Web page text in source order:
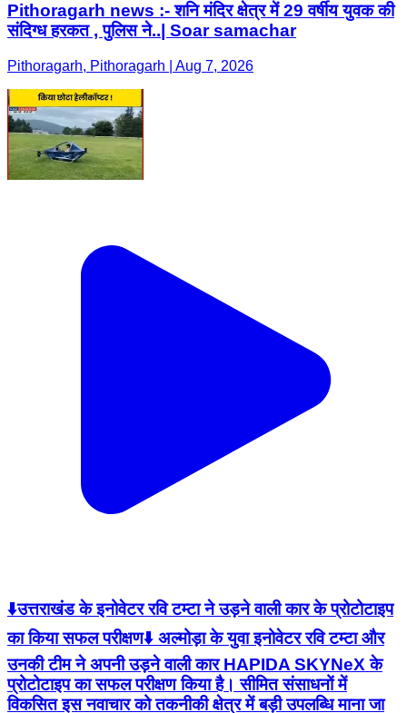
Pithoragarh news :- शनि मंदिर क्षेत्र में 29 वर्षीय युवक की
संदिग्ध हरकत , पुलिस ने..| Soar samachar
Pithoragarh, Pithoragarh | Aug 7, 2026
⬇️उत्तराखंड के इनोवेटर रवि टम्टा ने उड़ने वाली कार के प्रोटोटाइप
का किया सफल परीक्षण⬇️ अल्मोड़ा के युवा इनोवेटर रवि टम्टा और
उनकी टीम ने अपनी उड़ने वाली कार HAPIDA SKYNeX के
प्रोटोटाइप का सफल परीक्षण किया है। सीमित संसाधनों में
विकसित इस नवाचार को तकनीकी क्षेत्र में बड़ी उपलब्धि माना जा